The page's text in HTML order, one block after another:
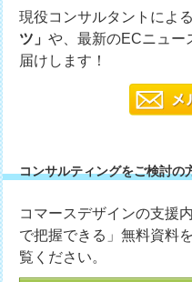
現役コンサルタントによる
ツ」や、最新のECニュー
届けします！
コンサルティングをご検討の
コマースデザインの支援
で把握できる」無料資料
覧ください。